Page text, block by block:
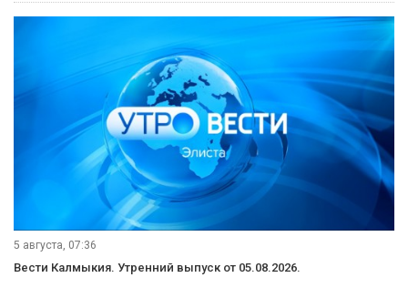
5 августа, 07:36
Вести Калмыкия. Утренний выпуск от 05.08.2026.